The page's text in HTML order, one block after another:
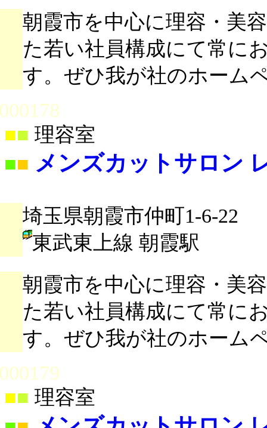
朝霞市を中心に理容・美
た若い社員構成にて常に
す。ぜひ我が社のホーム
■ 理容室
■■ メンズカットサロン
埼玉県朝霞市仲町1-6-22
東武東上線 朝霞駅
朝霞市を中心に理容・美
た若い社員構成にて常に
す。ぜひ我が社のホーム
■ 理容室